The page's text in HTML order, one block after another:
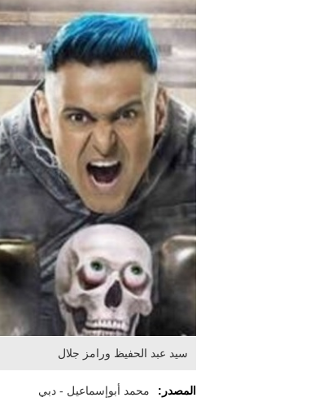
سيد عبد الحفيظ ورامز جلال
المصدر: محمد أبوإسماعيل - دبي